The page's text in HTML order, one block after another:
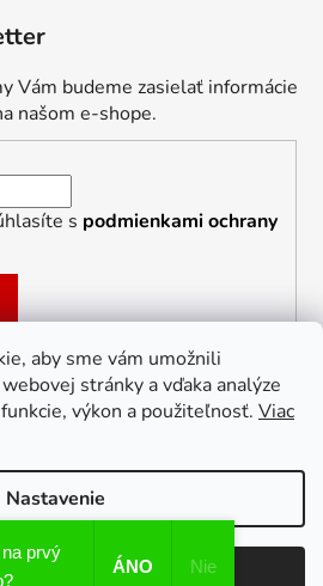
aby sme vám umožnili
stránky a vďaka analýze
výkon a použiteľnosť. Viac
Nastavenie
Súhlasím
Vám budeme zasielať informácie
našom e-shope.
s podmienkami ochrany
Vytvoril Shoptet
prvý
ÁNO Nie